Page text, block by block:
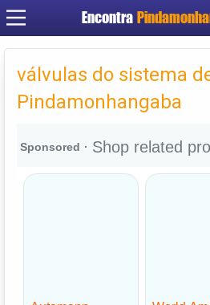
Encontra
Criar
válvulas do sistema
Pindamonhangaba